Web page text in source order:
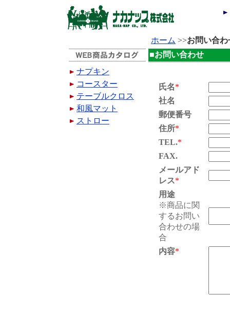
ホーム >>お問い合わ
ナプキン
コースター
テーブルクロス
和風マット
ストロー
■お問い合わせ
氏名*
社名
郵便番号
住所*
TEL.*
FAX.
メールアド
レス*
用途
※商品に関
するお問い
合わせの場
合
内容*